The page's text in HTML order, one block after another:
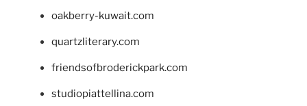
oakberry-kuwait.com
quartzliterary.com
friendsofbroderickpark.com
studiopiattellina.com